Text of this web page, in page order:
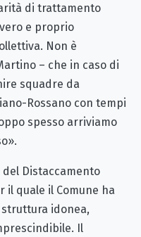
di trattamento
e proprio
Non è
– che in caso di
squadre da
Rossano con tempi
spesso arriviamo
del Distaccamento
il quale il Comune ha
struttura idonea,
Il